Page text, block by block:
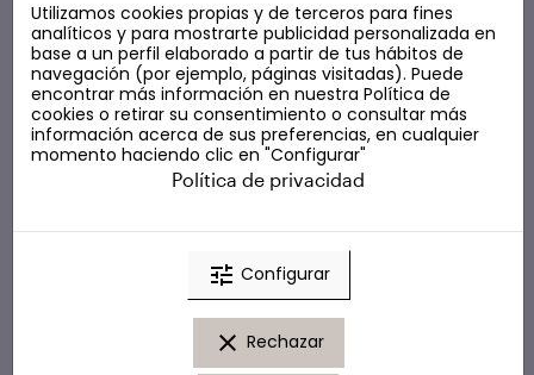
COSMÉTICA LOW COST
Utilizamos cookies propias y de terceros para fines
analíticos y para mostrarte publicidad personalizada en
base a un perfil elaborado a partir de tus hábitos de
navegación (por ejemplo, páginas visitadas). Puede
encontrar más información en nuestra Política de
cookies o retirar su consentimiento o consultar más
información acerca de sus preferencias, en cualquier
momento haciendo clic en "Configurar"
Política de privacidad
tune Configurar
clear Rechazar